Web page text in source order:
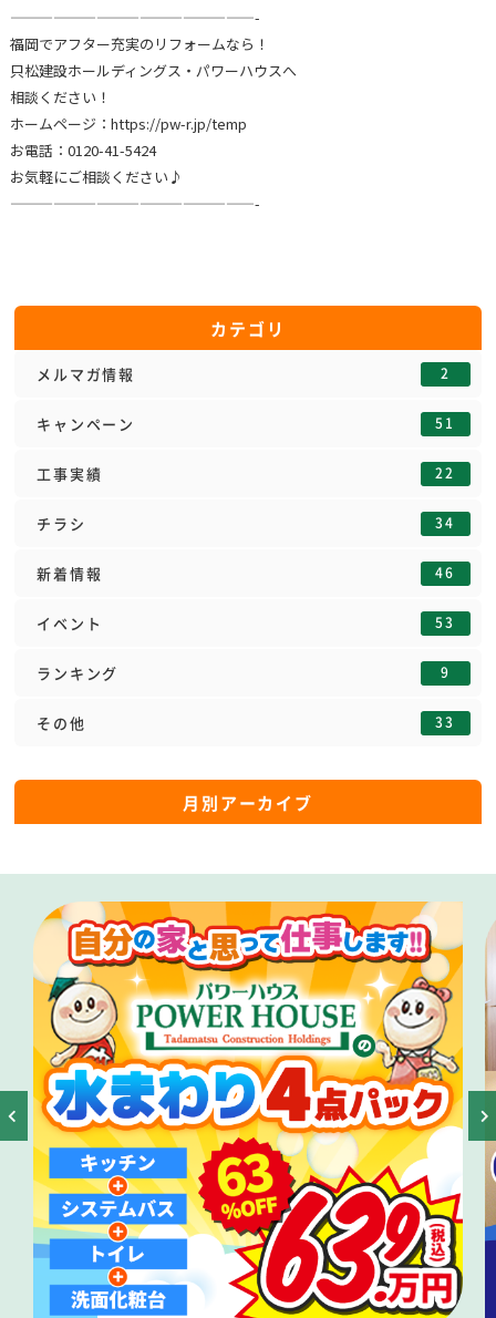
—————————————————-
福岡でアフター充実のリフォームなら！
只松建設ホールディングス・パワーハウスへ
相談ください！
ホームページ：https://pw-r.jp/temp
お電話：0120-41-5424
お気軽にご相談ください♪
—————————————————-
カテゴリ
メルマガ情報 2
キャンペーン 51
工事実績 22
チラシ 34
新着情報 46
イベント 53
ランキング 9
その他 33
月別アーカイブ